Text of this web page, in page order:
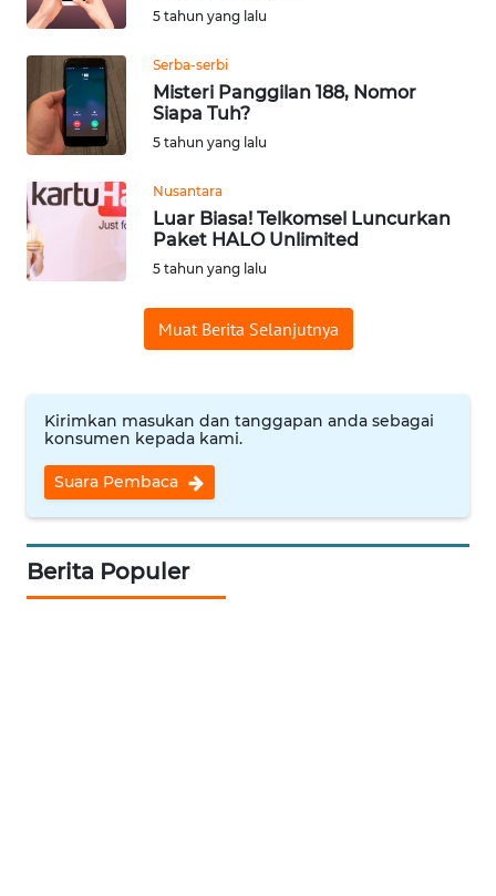
5 tahun yang lalu
Serba-serbi
Misteri Panggilan 188, Nomor
Siapa Tuh?
5 tahun yang lalu
Nusantara
Luar Biasa! Telkomsel Luncurkan
Paket HALO Unlimited
5 tahun yang lalu
Muat Berita Selanjutnya
Kirimkan masukan dan tanggapan anda sebagai
konsumen kepada kami.
Suara Pembaca
Berita Populer
WN
CIANJUR
WN
KEPULAUAN
SERIBU
WN
TANGERANG
WN
WN
INDRAMAYU
WN
KUNINGAN